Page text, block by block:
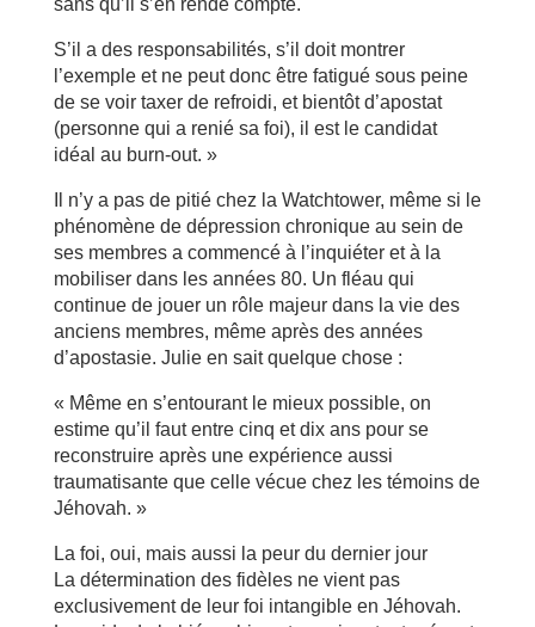
sans qu’il s’en rende compte.
S’il a des responsabilités, s’il doit montrer
l’exemple et ne peut donc être fatigué sous peine
de se voir taxer de refroidi, et bientôt d’apostat
(personne qui a renié sa foi), il est le candidat
idéal au burn-out. »
Il n’y a pas de pitié chez la Watchtower, même si le
phénomène de dépression chronique au sein de
ses membres a commencé à l’inquiéter et à la
mobiliser dans les années 80. Un fléau qui
continue de jouer un rôle majeur dans la vie des
anciens membres, même après des années
d’apostasie. Julie en sait quelque chose :
« Même en s’entourant le mieux possible, on
estime qu’il faut entre cinq et dix ans pour se
reconstruire après une expérience aussi
traumatisante que celle vécue chez les témoins de
Jéhovah. »
La foi, oui, mais aussi la peur du dernier jour
La détermination des fidèles ne vient pas
exclusivement de leur foi intangible en Jéhovah.